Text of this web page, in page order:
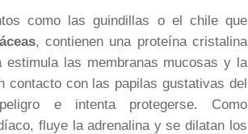
como las guindillas o el chile que
, contienen una proteína cristalina
estimula las membranas mucosas y la
contacto con las papilas gustativas del
e intenta protegerse. Como
fluye la adrenalina y se dilatan los